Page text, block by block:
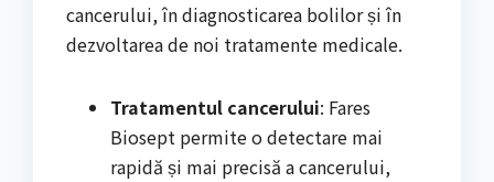
cancerului, în diagnosticarea bolilor și în
dezvoltarea de noi tratamente medicale.
Tratamentul cancerului: Fares
Biosept permite o detectare mai
rapidă și mai precisă a cancerului,